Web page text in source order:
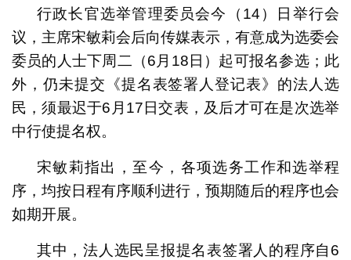
行政长官选举管理委员会今（14）日举行会
议，主席宋敏莉会后向传媒表示，有意成为选委会
委员的人士下周二（6月18日）起可报名参选；此
外，仍未提交《提名表签署人登记表》的法人选
民，须最迟于6月17日交表，及后才可在是次选举
中行使提名权。
宋敏莉指出，至今，各项选务工作和选举程
序，均按日程有序顺利进行，预期随后的程序也会
如期开展。
其中，法人选民呈报提名表签署人的程序自6